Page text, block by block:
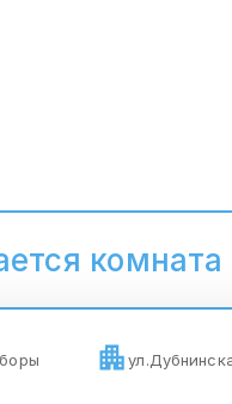
комната